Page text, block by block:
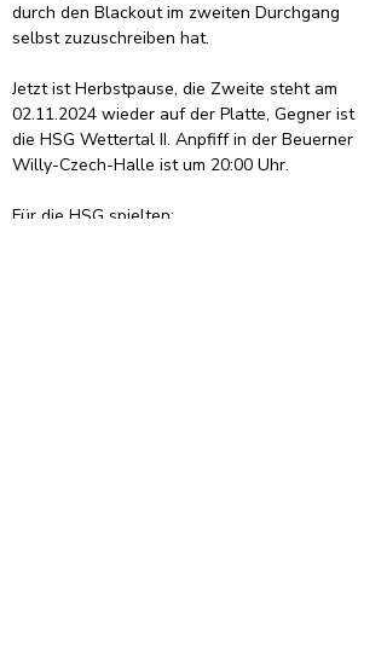
durch den Blackout im zweiten Durchgang
selbst zuzuschreiben hat.
Jetzt ist Herbstpause, die Zweite steht am
02.11.2024 wieder auf der Platte, Gegner ist
die HSG Wettertal II. Anpfiff in der Beuerner
Willy-Czech-Halle ist um 20:00 Uhr.
Für die HSG spielten: